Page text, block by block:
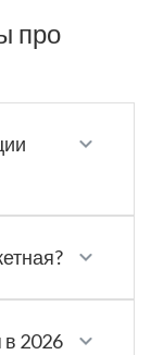
про
в 2026